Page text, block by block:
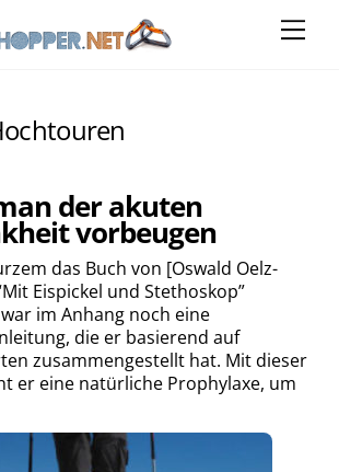
der akuten
vorbeugen
das Buch von [Oswald Oelz-
Eispickel und Stethoskop”
im Anhang noch eine
die er basierend auf
zusammengestellt hat. Mit dieser
er eine natürliche Prophylaxe, um